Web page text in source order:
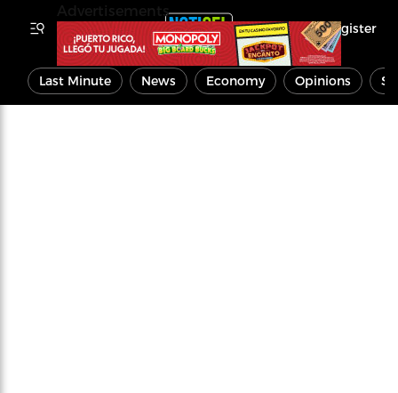
Register
Last Minute News Economy Opinions
Advertisements